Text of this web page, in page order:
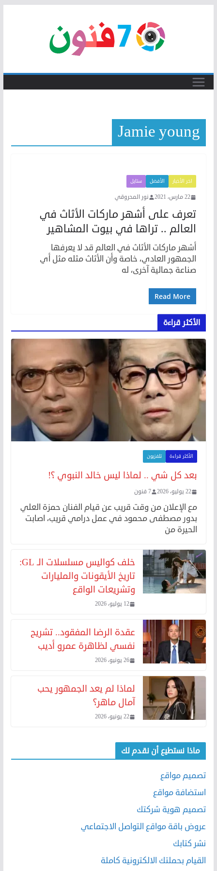
Jamie young
اخر الأخبار الأفضل ستايل
22 مارس، 2021 نور المحروقي
تعرف على أشهر ماركات الأثاث في
العالم .. تراها في بيوت المشاهير
أشهر ماركات الأثاث في العالم قد لا يعرفها
الجمهور العادي، خاصة وأن الأثاث مثله مثل أي
صناعة جمالية آخرى، له
Read More
الأكثر قراءة
الأكثر قراءة تلفزيون
بعد كل شي .. لماذا ليس خالد النبوي ؟!
22 يوليو، 2026 7 فنون
مع الإعلان من وقت قريب عن قيام الفنان حمزة العلي
بدور مصطفى محمود في عمل درامي قريب، اصابت
الحيرة من
خلف كواليس مسلسلات الـ GL:
تاريخ الأيقونات والمليارات
وتشريعات الواقع
12 يوليو، 2026
عقدة الرضا المفقود.. تشريح
نفسي لظاهرة عمرو أديب
26 يونيو، 2026
لماذا لم يعد الجمهور يحب
آمال ماهر؟
22 يونيو، 2026
ماذا نستطيع أن نقدم لك
تصميم مواقع
استضافة مواقع
تصميم هوية شركتك
عروض باقة مواقع التواصل الاجتماعي
نشر كتابك
القيام بحملتك الالكترونية كاملة